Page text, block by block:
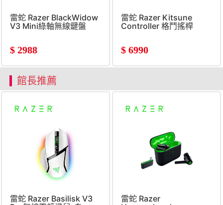
雷蛇 Razer BlackWidow
V3 Mini綠軸無線鍵盤
$ 2988
雷蛇 Razer Kitsune
Controller 格鬥搖桿
$ 6990
館長推薦
雷蛇 Razer Basilisk V3
雷蛇 Razer